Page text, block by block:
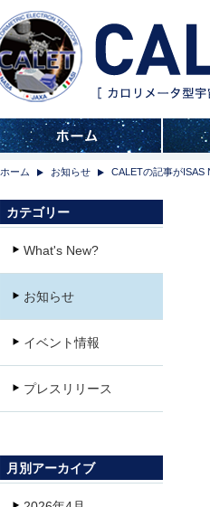
ホーム お知らせ CALETの記事がISAS
カテゴリー
What's New?
お知らせ
イベント情報
プレスリリース
月別アーカイブ